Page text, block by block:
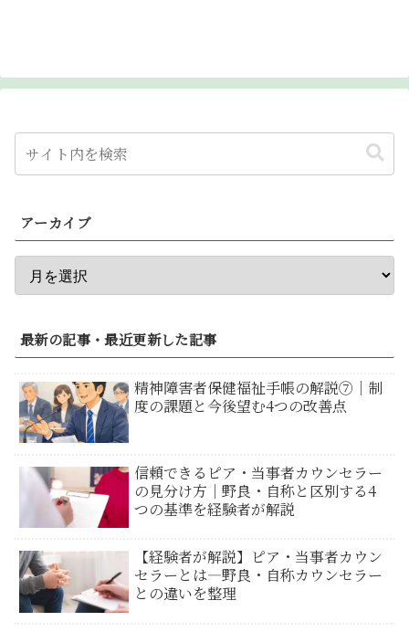
アーカイブ
最新の記事・最近更新した記事
精神障害者保健福祉手帳の解説⑦｜制
度の課題と今後望む4つの改善点
信頼できるピア・当事者カウンセラー
の見分け方｜野良・自称と区別する4
つの基準を経験者が解説
【経験者が解説】ピア・当事者カウン
セラーとは―野良・自称カウンセラー
との違いを整理